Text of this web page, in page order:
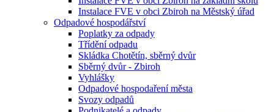
Instalace FVE v obci Zbiroh na Městský úřad
Odpadové hospodářství
Poplatky za odpady
Třídění odpadu
Skládka Chotětín, sběrný dvůr
Sběrný dvůr - Zbiroh
Vyhlášky
Odpadové hospodaření města
Svozy odpadů